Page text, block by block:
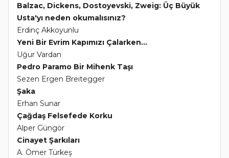
Balzac, Dickens, Dostoyevski, Zweig: Üç Büyük
Usta'yı neden okumalısınız?
Erdinç Akkoyunlu
Yeni Bir Evrim Kapımızı Çalarken...
Uğur Vardan
Pedro Paramo Bir Mihenk Taşı
Sezen Ergen Breitegger
Şaka
Erhan Sunar
Çağdaş Felsefede Korku
Alper Güngör
Cinayet Şarkıları
A. Ömer Türkeş